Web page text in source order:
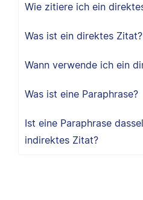
Wie zitiere ich ein
Was ist ein direktes Zitat?
Wann verwende ich ein
Was ist eine Paraphrase?
Ist eine Paraphrase
indirektes Zitat?